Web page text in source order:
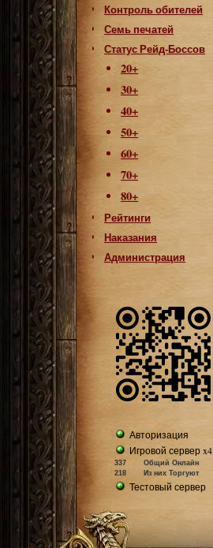
Контроль обителей
Семь печатей
Статус Рейд-Боссов
20+
30+
40+
50+
60+
70+
80+
Рейтинги
Наказания
Администрация
Авторизация
Игровой сервер x4
337
Общий Онлайн
218
Из них Торгуют
Тестовый сервер